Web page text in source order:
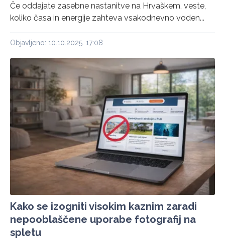
Če oddajate zasebne nastanitve na Hrvaškem, veste,
koliko časa in energije zahteva vsakodnevno voden...
Objavljeno: 10.10.2025. 17:08
Kako se izogniti visokim kaznim zaradi
nepooblaščene uporabe fotografij na
spletu